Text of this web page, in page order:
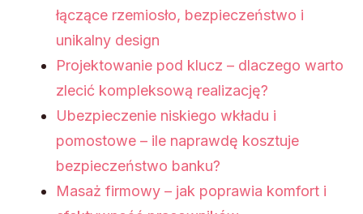
łączące rzemiosło, bezpieczeństwo i
unikalny design
Projektowanie pod klucz – dlaczego warto
zlecić kompleksową realizację?
Ubezpieczenie niskiego wkładu i
pomostowe – ile naprawdę kosztuje
bezpieczeństwo banku?
Masaż firmowy – jak poprawia komfort i